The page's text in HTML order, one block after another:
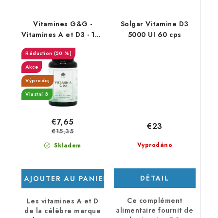
Vitamines G&G -
Vitamines A et D3 - 120
(50 %)
Akce
Výprodej
Vlastní 3
Skladem
€7,65
€15,35
AJOUTER AU PANIER
Les vitamines A et D
de la célèbre marque
Solgar Vitamine D3
5000 UI 60 cps
Vyprodáno
€23
DÉTAIL
Ce complément
alimentaire fournit de